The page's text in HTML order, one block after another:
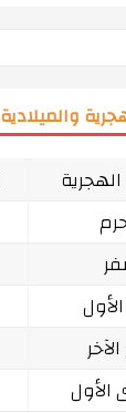
والميلادية
الأول